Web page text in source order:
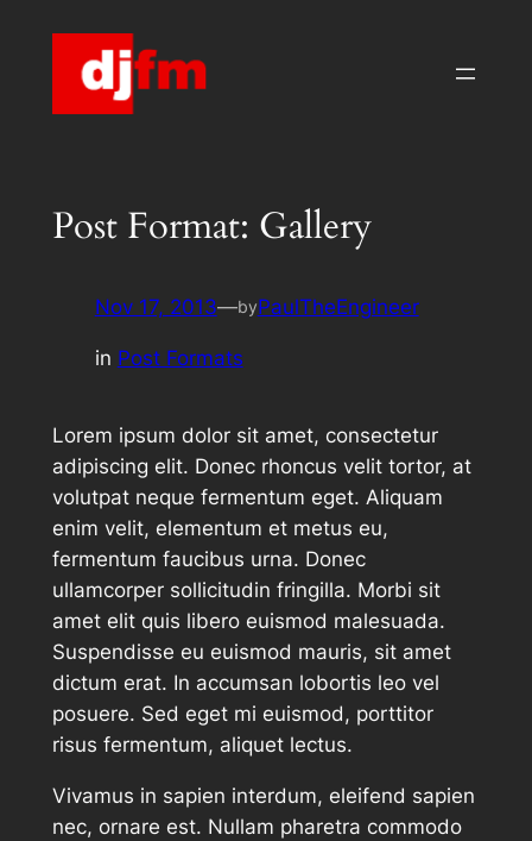
Post Format: Gallery
Nov 17, 2013—byPaulTheEngineer
in Post Formats
Lorem ipsum dolor sit amet, consectetur
adipiscing elit. Donec rhoncus velit tortor, at
volutpat neque fermentum eget. Aliquam
enim velit, elementum et metus eu,
fermentum faucibus urna. Donec
ullamcorper sollicitudin fringilla. Morbi sit
amet elit quis libero euismod malesuada.
Suspendisse eu euismod mauris, sit amet
dictum erat. In accumsan lobortis leo vel
posuere. Sed eget mi euismod, porttitor
risus fermentum, aliquet lectus.
Vivamus in sapien interdum, eleifend sapien
nec, ornare est. Nullam pharetra commodo